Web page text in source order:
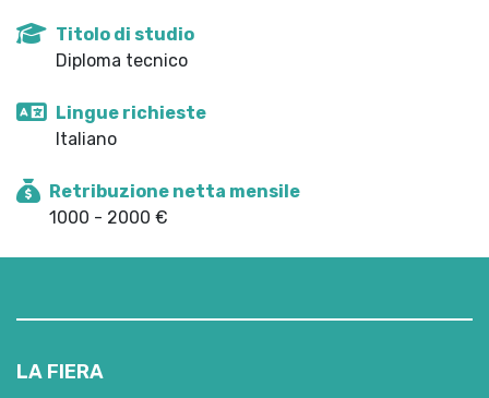
Titolo di studio
Diploma tecnico
Lingue richieste
Italiano
Retribuzione netta mensile
1000 - 2000 €
LA FIERA